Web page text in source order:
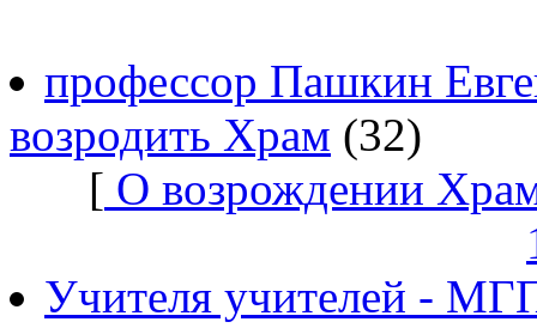
профессор Пашкин
возродить Храм (32)
[ О возрождении
Учителя учителей -